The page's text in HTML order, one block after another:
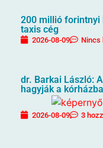
200 millió forintnyi
taxis cég
2026-08-09 Nincs
dr. Barkai László:
hagyják a
2026-08-09 3